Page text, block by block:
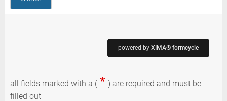
powered by XIMA® formcycle
all fields marked with a ( * ) are required and must be
filled out